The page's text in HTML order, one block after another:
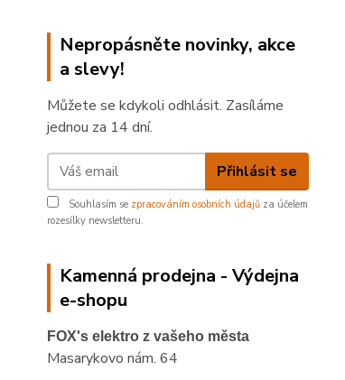
Nepropásněte novinky, akce
a slevy!
Můžete se kdykoli odhlásit. Zasíláme
jednou za 14 dní.
Přihlásit se
Souhlasím se zpracováním osobních údajů za účelem
rozesílky newsletteru.
Kamenná prodejna - Výdejna
e-shopu
FOX's elektro z vašeho města
Masarykovo nám. 64